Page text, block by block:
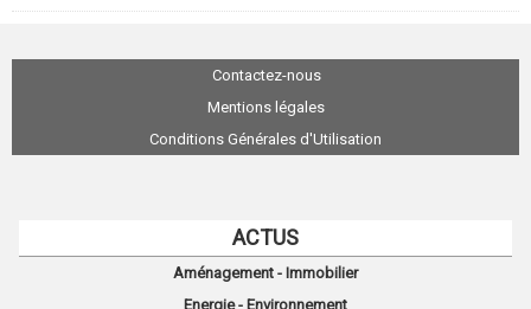
Contactez-nous
Mentions légales
Conditions Générales d'Utilisation
ACTUS
Aménagement - Immobilier
Energie - Environnement